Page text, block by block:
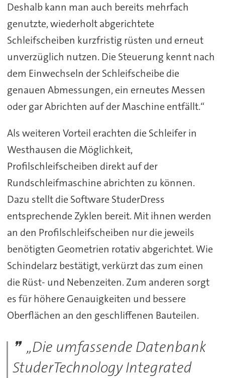
Deshalb kann man auch bereits mehrfach
genutzte, wiederholt abgerichtete
Schleifscheiben kurzfristig rüsten und erneut
unverzüglich nutzen. Die Steuerung kennt nach
dem Einwechseln der Schleifscheibe die
genauen Abmessungen, ein erneutes Messen
oder gar Abrichten auf der Maschine entfällt.“
Als weiteren Vorteil erachten die Schleifer in
Westhausen die Möglichkeit,
Profilschleifscheiben direkt auf der
Rundschleifmaschine abrichten zu können.
Dazu stellt die Software StuderDress
entsprechende Zyklen bereit. Mit ihnen werden
an den Profilschleifscheiben nur die jeweils
benötigten Geometrien rotativ abgerichtet. Wie
Schindelarz bestätigt, verkürzt das zum einen
die Rüst- und Nebenzeiten. Zum anderen sorgt
es für höhere Genauigkeiten und bessere
Oberflächen an den geschliffenen Bauteilen.
„Die umfassende Datenbank
StuderTechnology Integrated